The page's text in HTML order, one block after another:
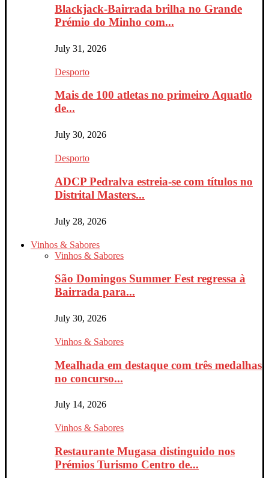
Blackjack-Bairrada brilha no Grande
Prémio do Minho com...
July 31, 2026
Desporto
Mais de 100 atletas no primeiro Aquatlo
de...
July 30, 2026
Desporto
ADCP Pedralva estreia-se com títulos no
Distrital Masters...
July 28, 2026
Vinhos & Sabores
Vinhos & Sabores
São Domingos Summer Fest regressa à
Bairrada para...
July 30, 2026
Vinhos & Sabores
Mealhada em destaque com três medalhas
no concurso...
July 14, 2026
Vinhos & Sabores
Restaurante Mugasa distinguido nos
Prémios Turismo Centro de...